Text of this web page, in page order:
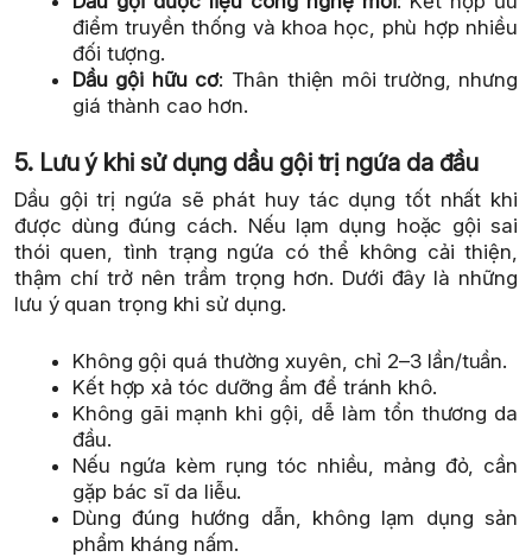
điểm truyền thống và khoa học, phù hợp nhiều
đối tượng.
Dầu gội hữu cơ: Thân thiện môi trường, nhưng
giá thành cao hơn.
5. Lưu ý khi sử dụng dầu gội trị ngứa da đầu
Dầu gội trị ngứa sẽ phát huy tác dụng tốt nhất khi
được dùng đúng cách. Nếu lạm dụng hoặc gội sai
thói quen, tình trạng ngứa có thể không cải thiện,
thậm chí trở nên trầm trọng hơn. Dưới đây là những
lưu ý quan trọng khi sử dụng.
Không gội quá thường xuyên, chỉ 2–3 lần/tuần.
Kết hợp xả tóc dưỡng ẩm để tránh khô.
Không gãi mạnh khi gội, dễ làm tổn thương da
đầu.
Nếu ngứa kèm rụng tóc nhiều, mảng đỏ, cần
gặp bác sĩ da liễu.
Dùng đúng hướng dẫn, không lạm dụng sản
phẩm kháng nấm.